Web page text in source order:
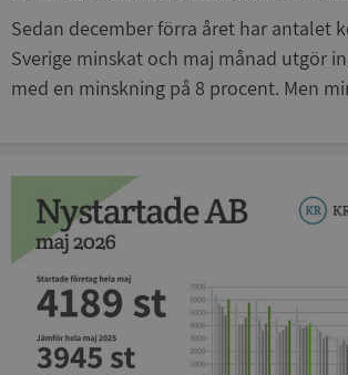
Sedan december förra året har antalet
Sverige minskat och maj månad utgör
med en minskning på 8 procent. Men
Strikt nödvändigt Prestanda
Funktioner
Oklassificerade
Strikt nödvändiga kakor tillåter
Namn
__RequestVerificationToken